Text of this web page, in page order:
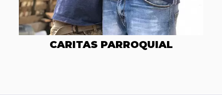
CARITAS PARROQUIAL